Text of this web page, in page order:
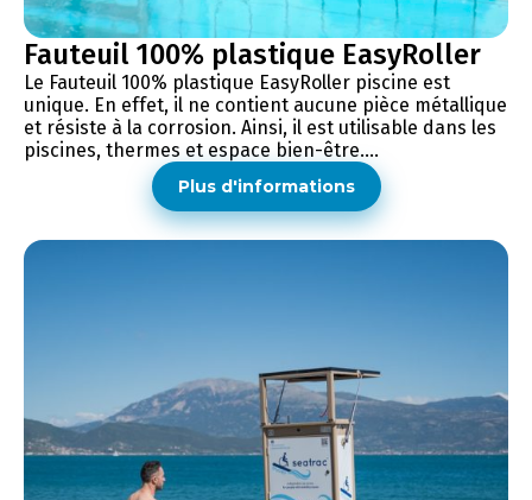
Fauteuil 100% plastique EasyRoller
Le Fauteuil 100% plastique EasyRoller piscine est
unique. En effet, il ne contient aucune pièce métallique
et résiste à la corrosion. Ainsi, il est utilisable dans les
piscines, thermes et espace bien-être....
Plus d'informations